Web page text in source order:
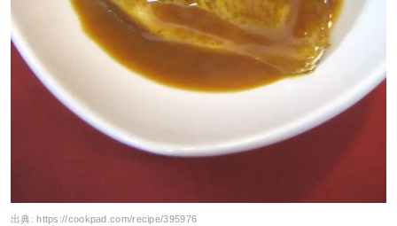
出典: https://cookpad.com/recipe/395976